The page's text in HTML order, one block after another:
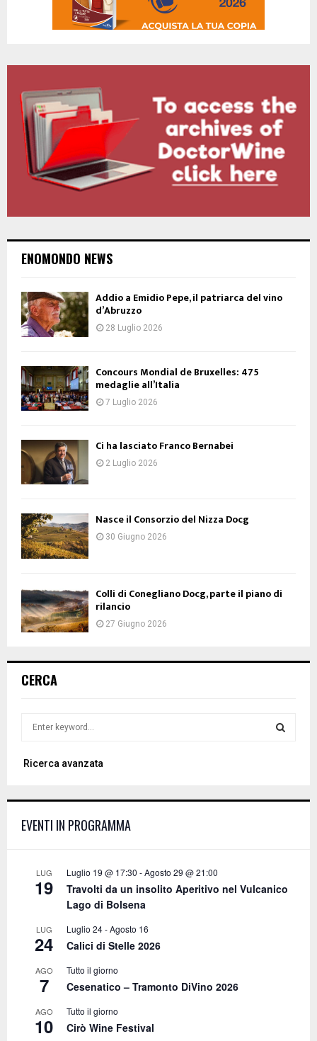
ENOMONDO NEWS
Addio a Emidio Pepe, il patriarca del vino
d’Abruzzo
28 Luglio 2026
Concours Mondial de Bruxelles: 475
medaglie all’Italia
7 Luglio 2026
Ci ha lasciato Franco Bernabei
2 Luglio 2026
Nasce il Consorzio del Nizza Docg
30 Giugno 2026
Colli di Conegliano Docg, parte il piano di
rilancio
27 Giugno 2026
CERCA
r
o
Ricerca avanzata
EVENTI IN PROGRAMMA
LUG
19
Luglio 19 @ 17:30 -Agosto 29 @ 21:00
Travolti da un insolito Aperitivo nel Vulcanico
Lago di Bolsena
LUG
24
Luglio 24-Agosto 16
Calici di Stelle 2026
AGO
7
Tutto il giorno
Cesenatico – Tramonto DiVino 2026
AGO
10
Tutto il giorno
Cirò Wine Festival